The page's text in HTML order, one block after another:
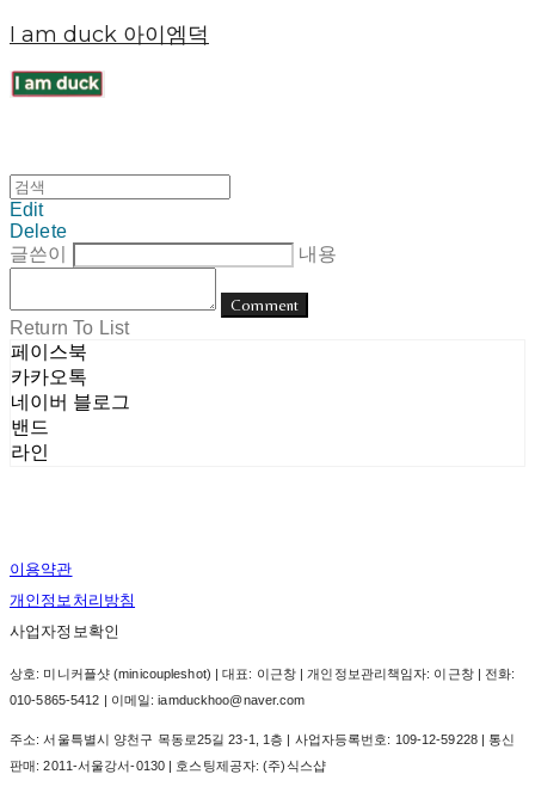
I am duck 아이엠덕
Edit
Delete
글쓴이
내용
Comment
Return To List
페이스북
카카오톡
네이버 블로그
밴드
라인
이용약관
개인정보처리방침
사업자정보확인
상호: 미니커플샷 (minicoupleshot) | 대표: 이근창 | 개인정보관리책임자: 이근창 | 전화:
010-5865-5412 | 이메일: iamduckhoo@naver.com
주소: 서울특별시 양천구 목동로25길 23-1, 1층 | 사업자등록번호: 109-12-59228| 통신
판매:2011-서울강서-0130 | 호스팅제공자: (주)식스샵